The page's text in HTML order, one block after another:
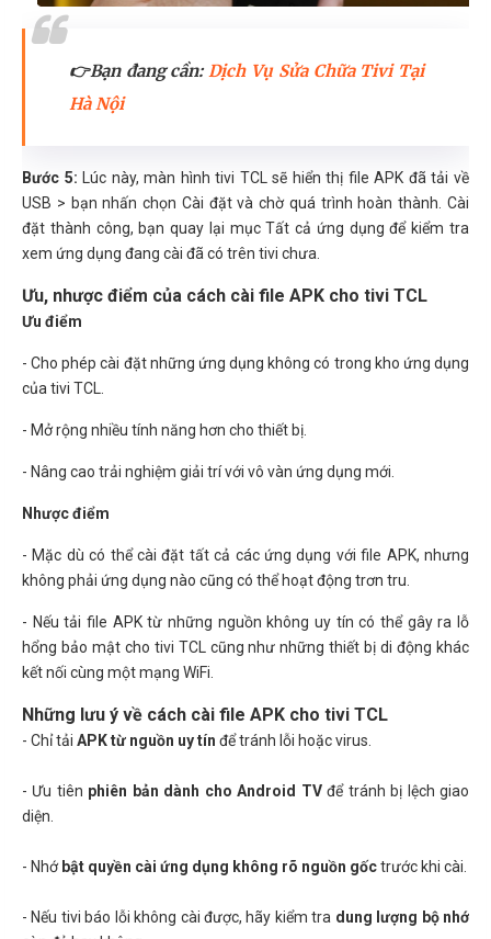
👉Bạn đang cần:Dịch Vụ Sửa Chữa Tivi Tại
Hà Nội
Bước 5:
Lúc này, màn hình tivi TCL sẽ hiển thị file APK đã tải về
USB > bạn nhấn chọn Cài đặt và chờ quá trình hoàn thành. Cài
đặt thành công, bạn quay lại mục Tất cả ứng dụng để kiểm tra
xem ứng dụng đang cài đã có trên tivi chưa.
Ưu, nhược điểm của cách cài file APK cho tivi TCL
Ưu điểm
- Cho phép cài đặt những ứng dụng không có trong kho ứng dụng
của tivi TCL.
- Mở rộng nhiều tính năng hơn cho thiết bị.
- Nâng cao trải nghiệm giải trí với vô vàn ứng dụng mới.
Nhược điểm
- Mặc dù có thể cài đặt tất cả các ứng dụng với file APK, nhưng
không phải ứng dụng nào cũng có thể hoạt động trơn tru.
- Nếu tải file APK từ những nguồn không uy tín có thể gây ra lỗ
hổng bảo mật cho tivi TCL cũng như những thiết bị di động khác
kết nối cùng một mạng WiFi.
Những lưu ý về cách cài file APK cho tivi TCL
- Chỉ tải APK từ nguồn uy tín để tránh lỗi hoặc virus.
- Ưu tiên phiên bản dành cho Android TVđể tránh bị lệch giao
diện.
- Nhớ bật quyền cài ứng dụng không rõ nguồn gốctrước khi cài.
- Nếu tivi báo lỗi không cài được, hãy kiểm tra dung lượng bộ nhớ